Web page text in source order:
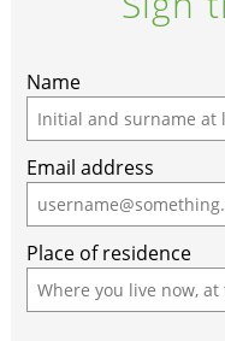
Name
Email address
Place of residence